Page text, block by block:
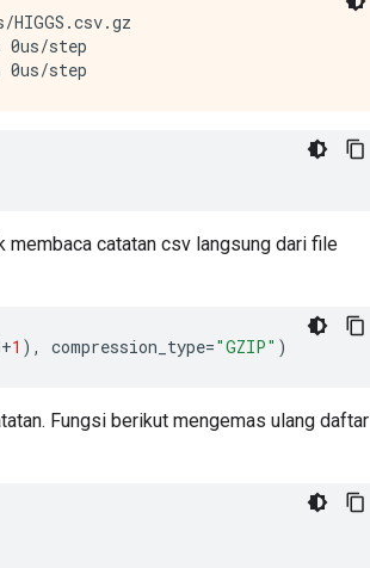
0us/step
membaca catatan csv langsung dari file
+1 ), compression_type="GZIP" )
Fungsi berikut mengemas ulang daftar